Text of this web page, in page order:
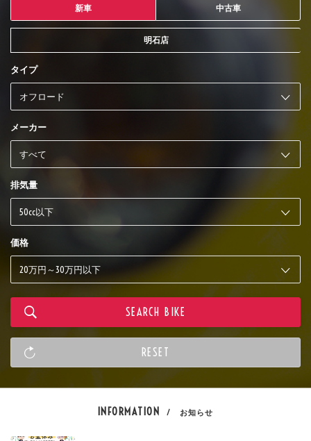
新車 中古車
明石店
タイプ
メーカー
排気量
価格
INFORMATION / お知らせ